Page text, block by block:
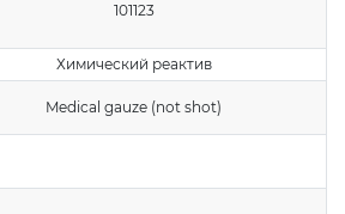
101123
Химический реактив
Medical gauze (not shot)